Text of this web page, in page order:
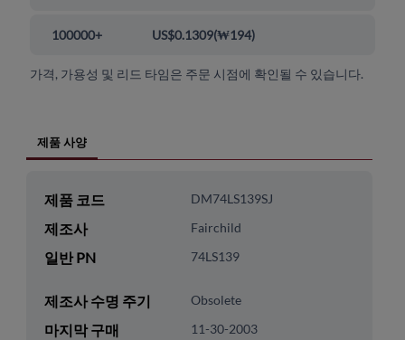
100000+ US$0.1309(₩194)
가격, 가용성 및 리드 타임은 주문 시점에 확인될 수 있습니다.
제품 사양
제품 코드 DM74LS139SJ
제조사 Fairchild
일반 PN 74LS139
제조사 수명 주기 Obsolete
마지막 구매 11-30-2003